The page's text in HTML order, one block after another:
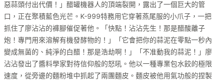
惡蒜頭付出代價！」醋罐機器人的頂端裂開，露出了一個巨大的管
口，正在聚積藍色光芒。K-999特務用它穿著燕尾服的小爪子，一把
抓住了廖沾沾的褲腳催促著他。「快點！沾沾先生！那是醋酸離子
炮！專門用來溶解有機發酵物的！」「它會把你的蒜泥在零點一秒內
變成無菌的、純淨的白醋！那是浩劫啊！」「不准動我的蒜泥！」廖
沾沾發出了醬料學家對待信仰般的怒吼。他以一種專業包水餃的極限
速度，從旁邊的麵粉堆中抓起了兩團麵皮。麵皮被他用氣功般的捏製